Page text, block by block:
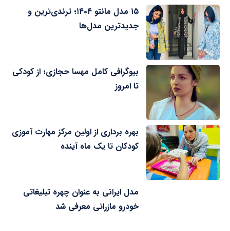
۱۵ مدل مانتو ۱۴۰۴؛ ترندی‌ترین و
جدیدترین مدل‌ها
بیوگرافی کامل مهسا حجازی؛ از کودکی
تا امروز
بهره برداری از اولین مرکز مهارت آموزی
کودکان تا یک ماه آینده
مدل ایرانی به عنوان چهره تبلیغاتی
خودرو مازراتی معرفی شد